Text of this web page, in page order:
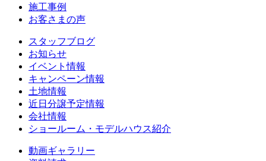
施工事例
お客さまの声
スタッフブログ
お知らせ
イベント情報
キャンペーン情報
土地情報
近日分譲予定情報
会社情報
ショールーム・モデルハウス紹介
動画ギャラリー